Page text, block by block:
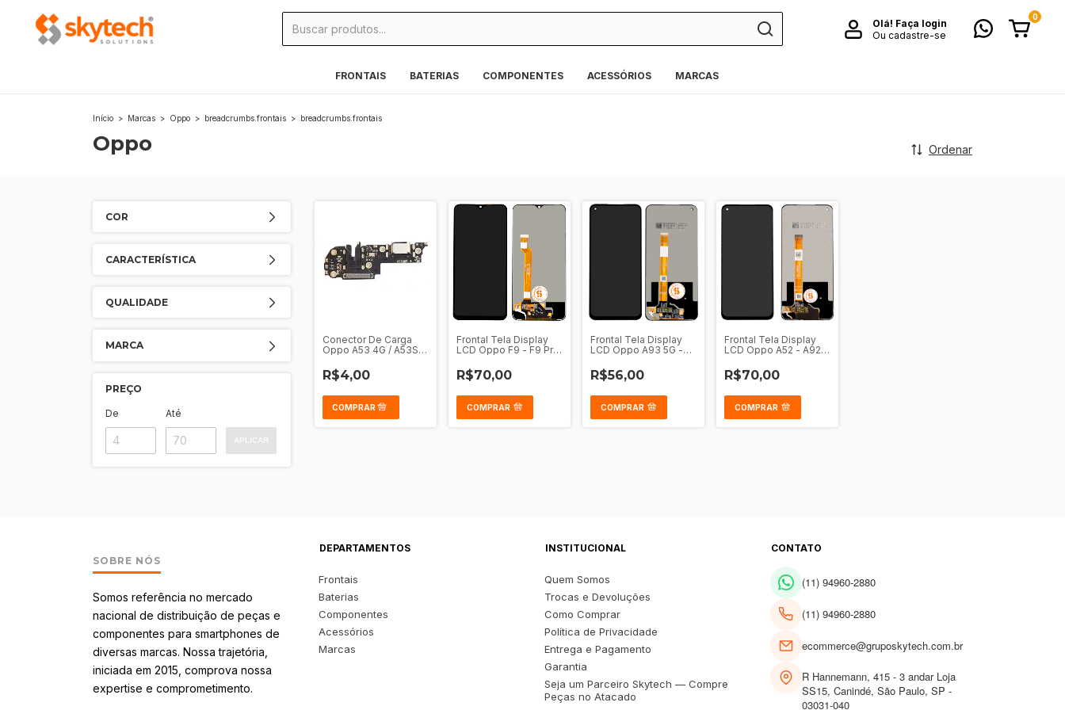
Olá! Faça login
Ou cadastre-se
0
FRONTAIS BATERIAS COMPONENTES ACESSÓRIOS MARCAS
Início > Marcas > Oppo > breadcrumbs.frontais > breadcrumbs.frontais
Oppo Ordenar
COR
CARACTERÍSTICA
QUALIDADE
MARCA
PREÇO
De Até
Conector De Carga
Oppo A53 4G / A53S
R$4,00
Frontal Tela Display
LCD Oppo F9 - F9 Pro
Pro Sem Aro
R$70,00
COMPRAR
Frontal Tela Display
LCD Oppo A93 5G -
Aro
R$56,00
COMPRAR
Frontal Tela Display
LCD Oppo A52 - A92
R$70,00
COMPRAR
SOBRE NÓS
Somos referência no mercado
nacional de distribuição de peças e
componentes para smartphones de
diversas marcas. Nossa trajetória,
iniciada em 2015, comprova nossa
expertise e comprometimento.
DEPARTAMENTOS
Frontais
Baterias
Componentes
Acessórios
Marcas
INSTITUCIONAL
Quem Somos
Trocas e Devoluções
Como Comprar
Política de Privacidade
Entrega e Pagamento
Garantia
Seja um Parceiro Skytech — Compre
Peças no Atacado
CONTATO
(11) 94960-2880
(11) 94960-2880
ecommerce@gruposkytech.com.br
R Hannemann, 415 - 3 andar Loja
SS15, Canindé, São Paulo, SP -
03031-040